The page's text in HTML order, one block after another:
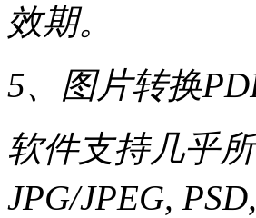
效期。
5、图片转换
软件支持几乎
JPG/JPEG,